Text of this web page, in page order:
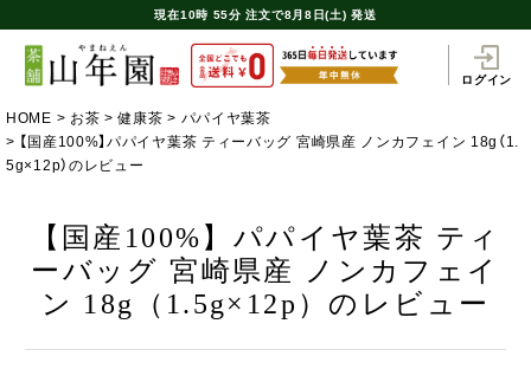
現在10時 55分 注文で8月8日(土) 発送
ログイン
HOME お茶 健康茶
パパイヤ葉茶
【国産100%】パパイヤ葉茶 ティーバッグ 宮崎県産 ノンカフェイン 18g（1.
5g×12p）のレビュー
【国産100%】パパイヤ葉茶 ティ
ーバッグ 宮崎県産 ノンカフェイ
ン 18g（1.5g×12p）のレビュー